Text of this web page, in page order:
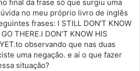
e
:
final da frase só que surgiu uma
no meu próprio livro de inglês
frases: I STILL DON'T KNOW
THERE.I DON'T KNOW HIS
observando que nas duas
uma negação. e aí o que fazer
situação?